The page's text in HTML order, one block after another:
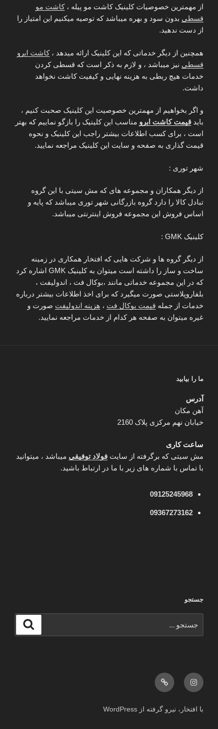
از مهمترین خصوصیات کلینیک کاشت مو پیله ،کاشت مو
قسطی بدون سود و بهره میباشد که توصیه میکنیم این امتیاز را
از دست ندهید.
همچنین از دیگر خدماتی که این کلینیک ارائه میدهد ،کاشت ابرو
قسطی نیز میباشد ، و لازم به ذکر است که قسطی کردن
خدمات هیچ ربطی به هزینه نهایی و کیفیت کاشت نخواهد
داشت.
و اگر بخواهیم از مهمترین خصوصیت این کلینیک صحبت کنیم ،
باید قیمت کاشت ابرو مناسب این کلینیک را بازگو نماییم که بهتر
است ، برای کسب اطلاعات بیشتر راجب این کلینیک و نحوه
قیمت گذاری به صفحه و سایت این کلینیک مراجعه نمایید.
شهر توری :
از دیگر همکاران و مجموعه های که مش سیتی با این گروه
تبادل کالا را دارد گروه بازرگانی شهر توری میباشد که پایه و
اساس فروش این مجموعه فروش اینترنتی میباشد.
کلینیک GMK :
از دیگر گروه ها و شرکت هایی که افتخار همکاری در زمینه
ساخت و ساز را داشته است میتوان به کلینیک GMK اشاره کرد
که در این مجموعه خدماتی مانند ،بوکال فت ، اندولیفت ،
بلفاروپلاستی صورت میگیرد که برای اخذ اطلاعات بیشتر درباره
خدمات از جمله قیمت بوکال فت ، هزینه اندولیفت صورت و
غیره میتوان به صفحه هر کدام از خدمات مراجعه نمایید.
ما را بیابید
آدرس
آهن مکان
خیابان نهم مرکزی پلاک 2160
ساعت کاری
مش سیتی که برگرفته از سایت فولاد توفیقی میباشد ، میتوانید
با تماس با شماره های زیر با ما در ارتباط باشید.
09125245968
09367273162
جستجو
برای
جستجو
اینستاگرام ایمیل
با افتخار، نیرو گرفته از WordPress